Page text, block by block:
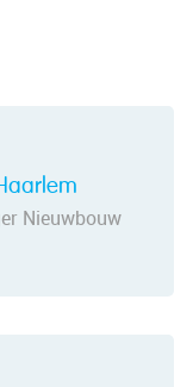
Nieuwbouw